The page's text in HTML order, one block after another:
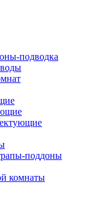
подводка
поддоны
комнаты